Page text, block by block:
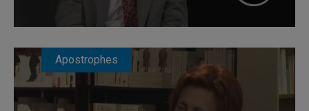
Apostrophes